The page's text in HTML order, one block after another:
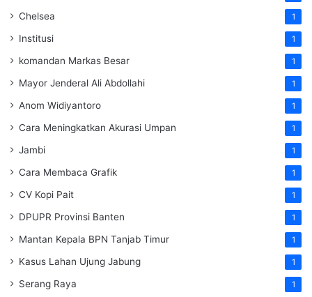
Chelsea 1
Institusi 1
komandan Markas Besar 1
Mayor Jenderal Ali Abdollahi 1
Anom Widiyantoro 1
Cara Meningkatkan Akurasi Umpan 1
Jambi 1
Cara Membaca Grafik 1
CV Kopi Pait 1
DPUPR Provinsi Banten 1
Mantan Kepala BPN Tanjab Timur 1
Kasus Lahan Ujung Jabung 1
Serang Raya 1